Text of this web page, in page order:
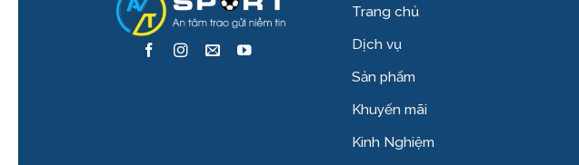
Trang chủ
Dịch vụ
Sản phẩm
Khuyến mãi
Kinh Nghiệm